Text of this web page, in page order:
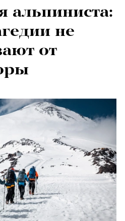
альпиниста:
не
от